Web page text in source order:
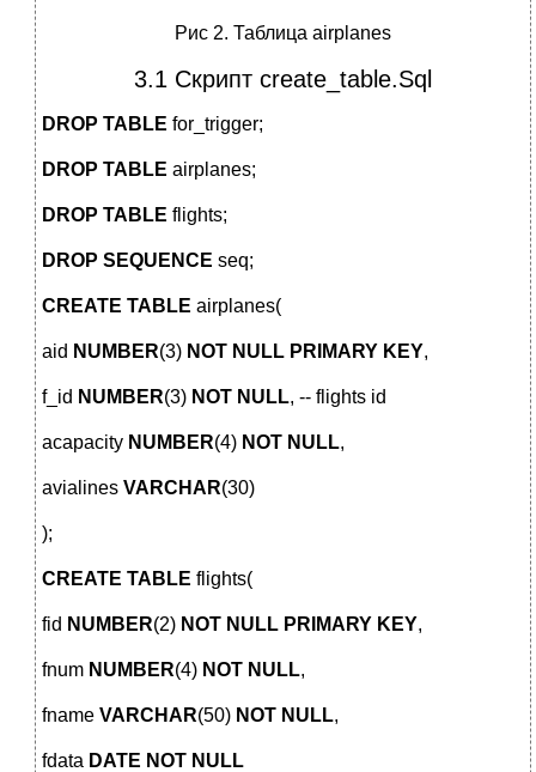
Рис 2. Таблица airplanes
3.1 Скрипт create_table.Sql
DROP TABLE for_trigger;
DROP TABLE airplanes;
DROP TABLE flights;
DROP SEQUENCE seq;
CREATE TABLE airplanes(
aid NUMBER(3) NOT NULL PRIMARY KEY,
f_id NUMBER(3) NOT NULL, -- flights id
acapacity NUMBER(4) NOT NULL,
avialines VARCHAR(30)
);
CREATE TABLE flights(
fid NUMBER(2) NOT NULL PRIMARY KEY,
fnum NUMBER(4) NOT NULL,
fname VARCHAR(50) NOT NULL,
fdata DATE NOT NULL